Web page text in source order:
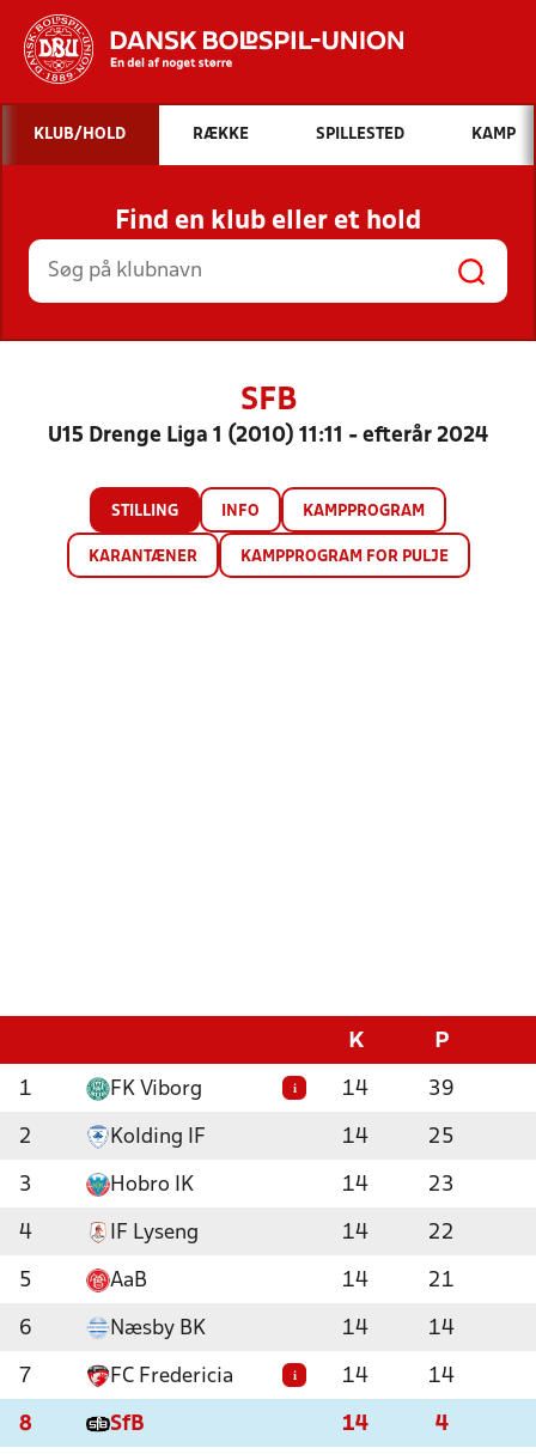
Hvad vil du søge efter?
INDHOLD OG NYHEDER
STILLINGER, RESULTATER, KLUBBER OG
HOLD
KLUB/HOLD RÆKKE SPILLESTED KAMP
Find en klub eller et hold
SFB
U15 Drenge Liga 1 (2010) 11:11 - efterår 2024
STILLING INFO KAMPPROGRAM
KARANTÆNER KAMPPROGRAM FOR PULJE
K P
1 FK Viborg i 14 39
2 Kolding IF 14 25
3 Hobro IK 14 23
4 IF Lyseng 14 22
5 AaB 14 21
6 Næsby BK 14 14
7 FC Fredericia i 14 14
8 SfB 14 4